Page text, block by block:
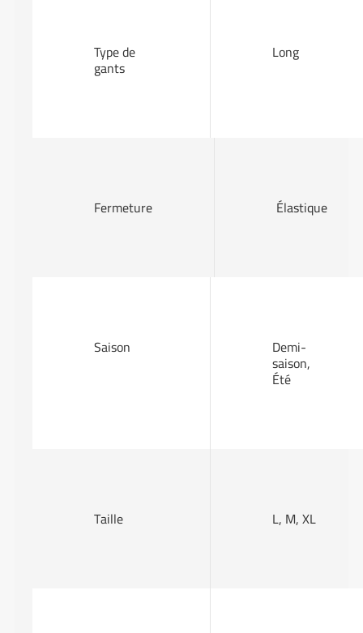
Type de
gants
Long
Fermeture Élastique
Saison Demi-
saison,
Été
Taille L, M, XL